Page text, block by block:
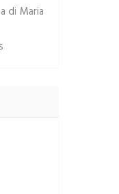
di Maria